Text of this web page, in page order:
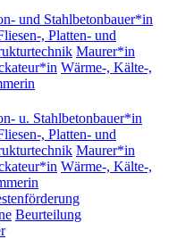
und Stahlbetonbauer*in
, Platten- und
Maurer*in
Wärme-, Kälte-,
u. Stahlbetonbauer*in
, Platten- und
Maurer*in
Wärme-, Kälte-,
Beurteilung